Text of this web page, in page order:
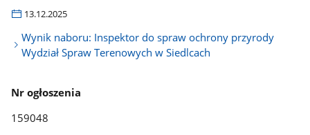
13.12.2025
Wynik naboru: Inspektor do spraw ochrony przyrody
Wydział Spraw Terenowych w Siedlcach
Nr ogłoszenia
159048